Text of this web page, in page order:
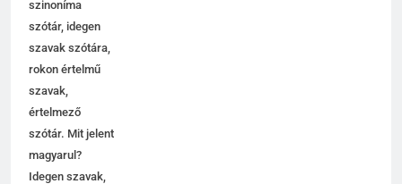
szinoníma
szótár, idegen
szavak szótára,
rokon értelmű
szavak,
értelmező
szótár. Mit jelent
magyarul?
Idegen szavak,
5